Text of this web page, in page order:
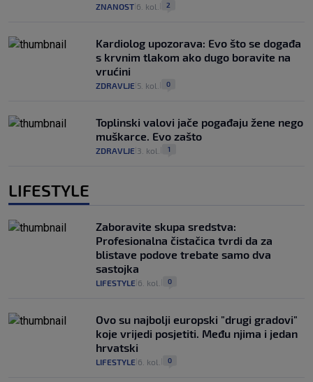
ZNANOST 6. kol. 2
Kardiolog upozorava: Evo što se događa
s krvnim tlakom ako dugo boravite na
vrućini
ZDRAVLJE 5. kol. 0
Toplinski valovi jače pogađaju žene nego
muškarce. Evo zašto
ZDRAVLJE 3. kol. 1
LIFESTYLE
Zaboravite skupa sredstva:
Profesionalna čistačica tvrdi da za
blistave podove trebate samo dva
sastojka
LIFESTYLE 6. kol. 0
Ovo su najbolji europski "drugi gradovi"
koje vrijedi posjetiti. Među njima i jedan
hrvatski
LIFESTYLE 6. kol. 0